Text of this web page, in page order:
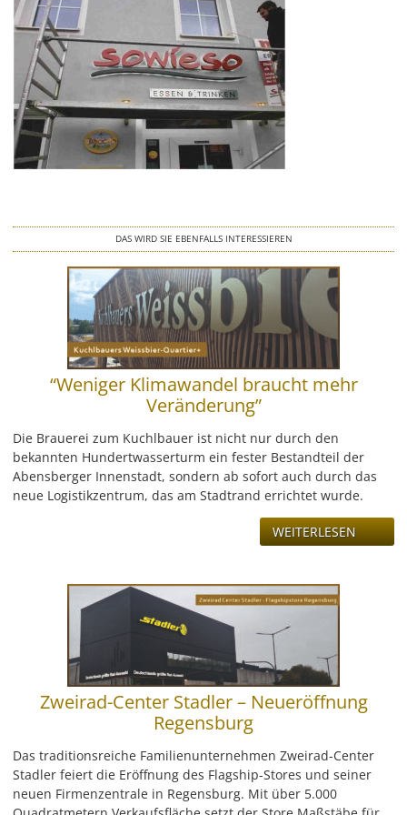
Wegeleitsysteme
Beschriftungen
Digitaldruck & Großformat
Fahrzeugbeschriftungen
Werbegrafik & Drucksachen
Vergoldungen
Werbetürme & Pylone
LED Umrüstung
REFERENZEN
JOBS & KARRIERE
DAS WIRD SIE EBENFALLS INTERESSIEREN
“Weniger Klimawandel braucht mehr
Veränderung”
Die Brauerei zum Kuchlbauer ist nicht nur durch den
bekannten Hundertwasserturm ein fester Bestandteil der
Abensberger Innenstadt, sondern ab sofort auch durch das
neue Logistikzentrum, das am Stadtrand errichtet wurde.
WEITERLESEN
Zweirad-Center Stadler – Neueröffnung
Regensburg
Das traditionsreiche Familienunternehmen Zweirad-Center
Stadler feiert die Eröffnung des Flagship-Stores und seiner
neuen Firmenzentrale in Regensburg. Mit über 5.000